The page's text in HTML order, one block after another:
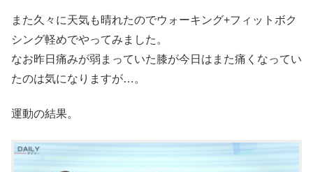
また久々に天気も晴れたのでウォーキング+フィットボク
シング軽めでやってみました。
なお昨日痛みが弱まっていた膝が今日はまた痛くなってい
たのは気になりますが…。
運動の結果。